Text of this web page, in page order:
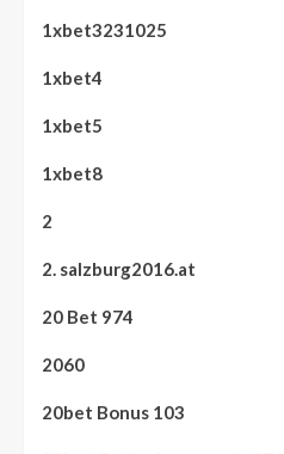
1xbet3231025
1xbet4
1xbet5
1xbet8
2
2. salzburg2016.at
20 Bet 974
2060
20bet Bonus 103